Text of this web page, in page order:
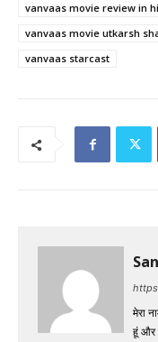
vanvaas movie review in
vanvaas movie utkarsh
vanvaas starcast
मेरा
हूं और